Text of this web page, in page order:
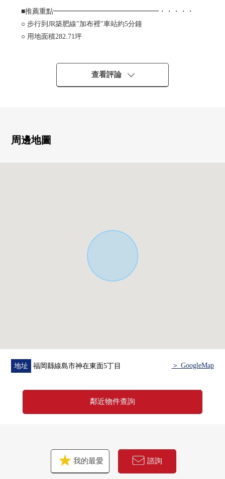
■推薦重點━━━━━━━━━━━━━━━・・・・・
○ 步行到JR築肥線"加布裡"車站約5分鐘
○ 用地面積282.71坪
○ 不是有建築條件的住宅用地。
○ 在喜歡的廠商可以建築。查看評論
周邊地圖
地址 福岡縣線島市神在東面5丁目 ＞ GoogleMap
鄰近物件查詢
我的最愛 諮詢